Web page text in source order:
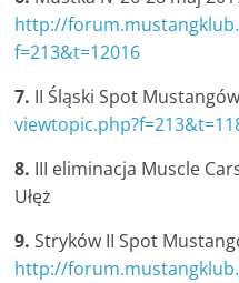
http://
f=213&t=12016
7. II Śląski Spot
8. III eliminacja Muscle
Ułęż
9. Stryków II Spot
http://